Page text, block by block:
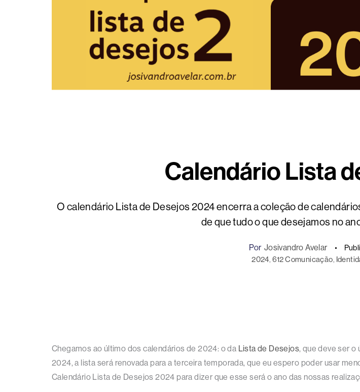
Calendário Lista
O calendário Lista de Desejos 2024 encerra a coleção de
de que tudo o que desejamos no
Por Josivandro Avelar
2024, 612 Comunicação,
Chegamos ao último dos calendários de 2024: o da Lista de Desejos, que deve ser o
2024, a lista será renovada para a terceira temporada, que eu espero poder usar
Calendário Lista de Desejos 2024 para dizer que esse será o ano das nossas